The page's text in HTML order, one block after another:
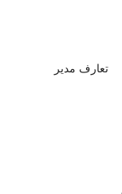
تعارف مدیر